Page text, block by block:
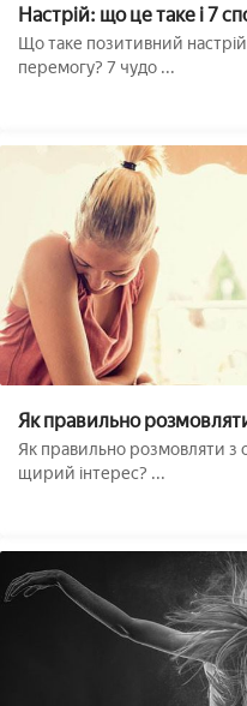
Настрій: що це таке і 7
позитивним
Що таке позитивний
перемогу? 7 чудо ...
Як правильно
Як правильно розмовляти
щирий інтерес? ...